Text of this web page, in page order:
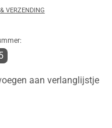
VERZENDING
aan verlanglijstje